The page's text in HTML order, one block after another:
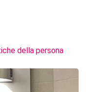
della persona